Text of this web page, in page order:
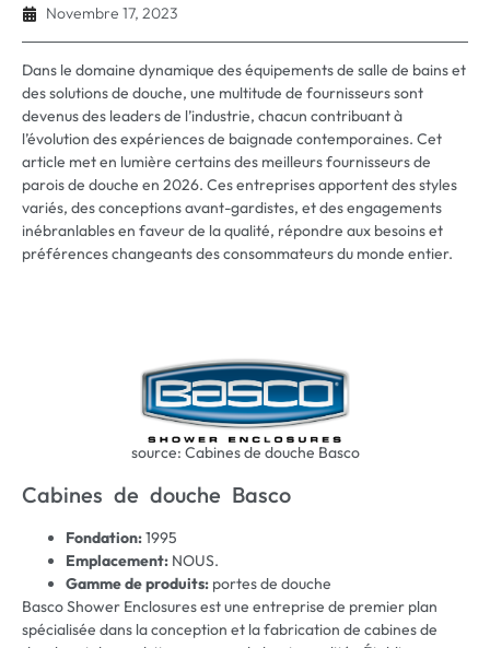
Novembre 17, 2023
Dans le domaine dynamique des équipements de salle de bains et
des solutions de douche, une multitude de fournisseurs sont
devenus des leaders de l’industrie, chacun contribuant à
l’évolution des expériences de baignade contemporaines. Cet
article met en lumière certains des meilleurs fournisseurs de
parois de douche en 2026. Ces entreprises apportent des styles
variés, des conceptions avant-gardistes, et des engagements
inébranlables en faveur de la qualité, répondre aux besoins et
préférences changeants des consommateurs du monde entier.
source: Cabines de douche Basco
Cabines de douche Basco
Fondation:1995
Emplacement: NOUS.
Gamme de produits: portes de douche
Basco Shower Enclosures est une entreprise de premier plan
spécialisée dans la conception et la fabrication de cabines de